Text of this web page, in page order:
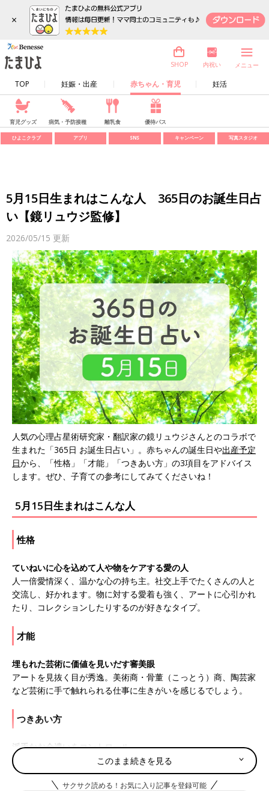
×
TOP 妊娠・出産 赤ちゃん・育児 妊活
SHOP 内祝い メニュー
育児グッズ 病気・予防接種 離乳食 優待パス
ひよこクラブ アプリ SNS キャンペーン 写真スタジオ
5月15日生まれはこんな人 365日のお誕生日占
い【鏡リュウジ監修】
2026/05/15 更新
人気の心理占星術研究家・翻訳家の鏡リュウジさんとのコラボで
生まれた「365日 お誕生日占い」。赤ちゃんの誕生日や出産予定
日から、「性格」「才能」「つきあい方」の3項目をアドバイス
します。ぜひ、子育ての参考にしてみてくださいね！
5月15日生まれはこんな人
性格
ていねいに心を込めて人や物をケアする愛の人
人一倍愛情深く、温かな心の持ち主。社交上手でたくさんの人と
交流し、好かれます。物に対する愛着も強く、アートに心引かれ
たり、コレクションしたりするのが好きなタイプ。
才能
埋もれた芸術に価値を見いだす審美眼
アートを見抜く目が秀逸。美術商・骨董（こっとう）商、陶芸家
など芸術に手で触れられる仕事に生きがいを感じるでしょう。
つきあい方
派手なお金遣いをコントロール
お金遣いが荒いのが玉にキズ。何でも買い与えず、キッチリお小
遣い制にするなどして金銭感覚を養って。
このまま続きを見る
サクサク読める！お気に入り記事を登録可能